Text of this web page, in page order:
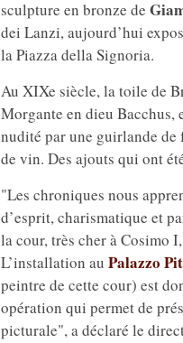
sculpture en bronze de
dei Lanzi, aujourd’hui
la Piazza della Signoria.
Au XIXe siècle, la toile de
Morgante en dieu Bacchus,
nudité par une guirlande
de vin. Des ajouts qui ont
"Les chroniques nous
d’esprit, charismatique et
la cour, très cher à Cosimo
L’installation au Palazzo
peintre de cette cour) est
opération qui permet de
picturale", a déclaré le